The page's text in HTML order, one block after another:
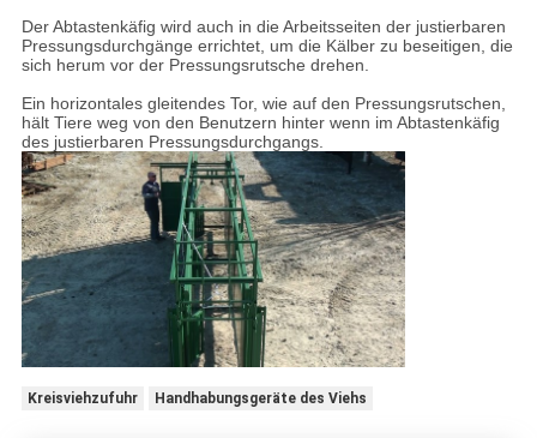
Der Abtastenkäfig wird auch in die Arbeitsseiten der justierbaren
Pressungsdurchgänge errichtet, um die Kälber zu beseitigen, die
sich herum vor der Pressungsrutsche drehen.
Ein horizontales gleitendes Tor, wie auf den Pressungsrutschen,
hält Tiere weg von den Benutzern hinter wenn im Abtastenkäfig
des justierbaren Pressungsdurchgangs.
Kreisviehzufuhr Handhabungsgeräte des Viehs